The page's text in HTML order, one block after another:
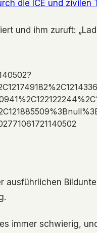
die ICE und zivilen
und ihm zuruft:
ausführlichen
immer schwierig,